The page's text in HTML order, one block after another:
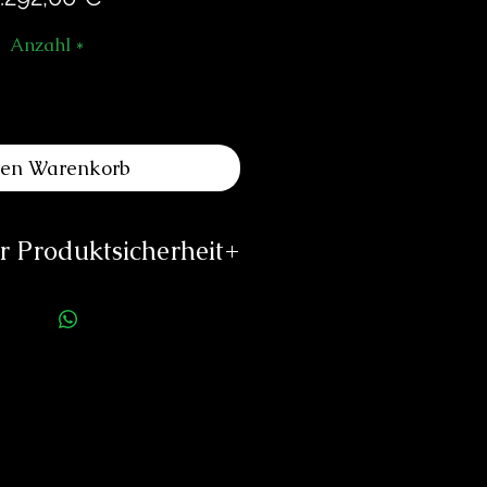
Anzahl *
Warenkorb
Produktsicherheit
Atelier MDM